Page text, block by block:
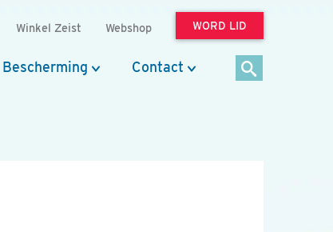
Winkel Zeist Webshop WORD LID
Bescherming Contact